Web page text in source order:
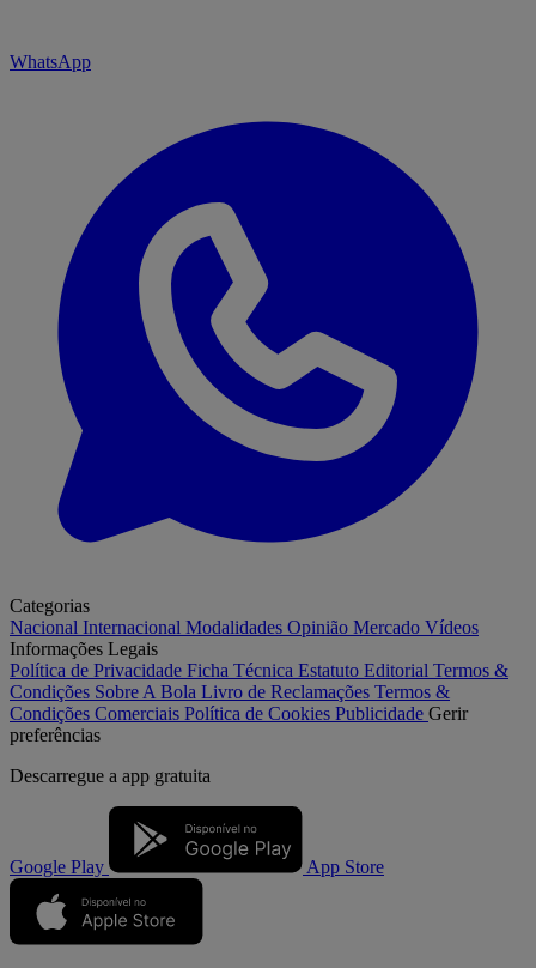
WhatsApp
Categorias
Nacional Internacional Modalidades Opinião Mercado Vídeos
Informações Legais
Política de Privacidade Ficha Técnica Estatuto Editorial Termos &
Condições Sobre A Bola Livro de Reclamações Termos &
Condições Comerciais Política de Cookies Publicidade Gerir
preferências
Descarregue a app gratuita
Google Play App Store